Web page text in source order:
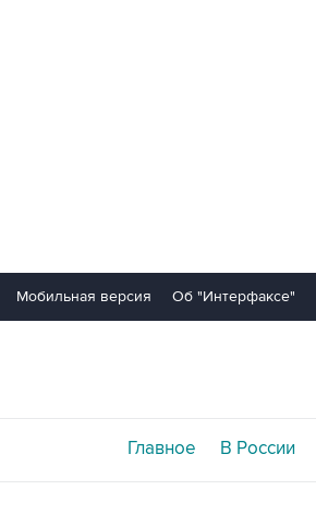
Мобильная версия Об "Интерфаксе"
Главное В России